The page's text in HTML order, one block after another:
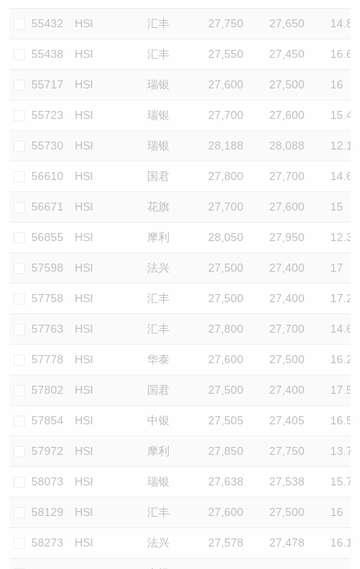
55432 HSI 汇丰 27,750 27,650 14.8
55438 HSI 汇丰 27,550 27,450 16.6
55717 HSI 瑞银 27,600 27,500 16
55723 HSI 瑞银 27,700 27,600 15.4
55730 HSI 瑞银 28,188 28,088 12.1
56610 HSI 国君 27,800 27,700 14.6
56671 HSI 花旗 27,700 27,600 15
56855 HSI 摩利 28,050 27,950 12.3
57598 HSI 法兴 27,500 27,400 17
57758 HSI 汇丰 27,500 27,400 17.2
57763 HSI 汇丰 27,800 27,700 14.6
57778 HSI 华泰 27,600 27,500 16.2
57802 HSI 国君 27,500 27,400 17.5
57854 HSI 中银 27,505 27,405 16.5
57972 HSI 摩利 27,850 27,750 13.7
58073 HSI 瑞银 27,638 27,538 15.7
58129 HSI 汇丰 27,600 27,500 16
58273 HSI 法兴 27,578 27,478 16.1